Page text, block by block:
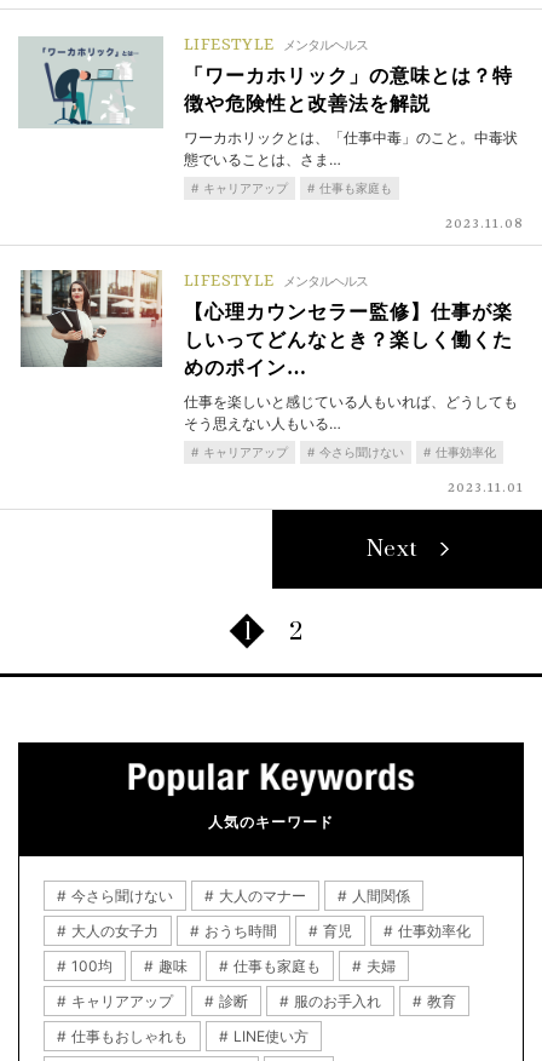
LIFESTYLE メンタルヘルス
「ワーカホリック」の意味とは？特
徴や危険性と改善法を解説
ワーカホリックとは、「仕事中毒」のこと。中毒状
態でいることは、さま…
キャリアアップ 仕事も家庭も
2023.11.08
LIFESTYLE メンタルヘルス
【心理カウンセラー監修】仕事が楽
しいってどんなとき？楽しく働くた
めのポイン…
仕事を楽しいと感じている人もいれば、どうしても
そう思えない人もいる…
キャリアアップ 今さら聞けない 仕事効率化
2023.11.01
1 2
Next
人気のキーワード
今さら聞けない 大人のマナー
人間関係
大人の女子力
おうち時間 育児
仕事効率化
100均
趣味 仕事も家庭も
夫婦
キャリアアップ
診断 服のお手入れ
教育
仕事もおしゃれも
LINE使い方